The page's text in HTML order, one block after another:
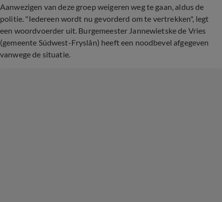
Aanwezigen van deze groep weigeren weg te gaan, aldus de
politie. "Iedereen wordt nu gevorderd om te vertrekken", legt
een woordvoerder uit. Burgemeester Jannewietske de Vries
(gemeente Súdwest-Fryslân) heeft een noodbevel afgegeven
vanwege de situatie.